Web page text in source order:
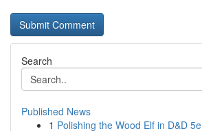
Search
Published News
1 Polishing the Wood Elf in D&D 5e